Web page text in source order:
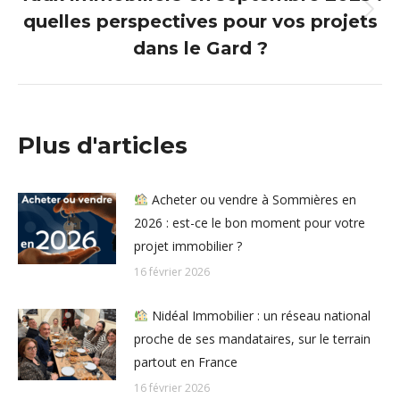
Article
suivant
quelles perspectives pour vos projets
dans le Gard ?
Plus d'articles
Acheter ou vendre à Sommières en
2026 : est-ce le bon moment pour votre
projet immobilier ?
16 février 2026
Nidéal Immobilier : un réseau national
proche de ses mandataires, sur le terrain
partout en France
16 février 2026